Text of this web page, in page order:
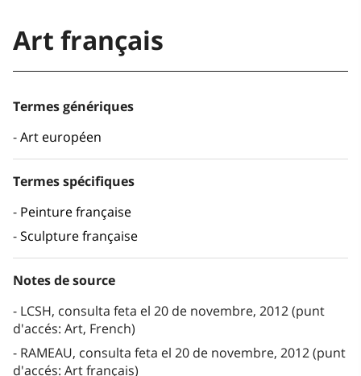
Art français
Termes génériques
Art européen
Termes spécifiques
Peinture française
Sculpture française
Notes de source
LCSH, consulta feta el 20 de novembre, 2012 (punt
d'accés: Art, French)
RAMEAU, consulta feta el 20 de novembre, 2012 (punt
d'accés: Art français)